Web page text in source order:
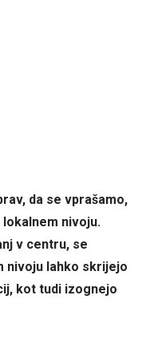
da se vprašamo,
nivoju.
v centru, se
nivoju lahko skrijejo
kot tudi izognejo